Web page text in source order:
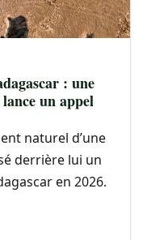
: une
un appel
naturel d’une
derrière lui un
en 2026.